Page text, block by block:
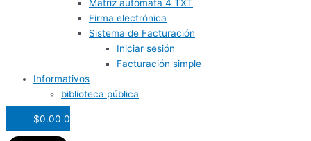
Matriz autómata 4 TXT
Firma electrónica
Sistema de Facturación
Iniciar sesión
Facturación simple
Informativos
biblioteca pública
$0.00 0